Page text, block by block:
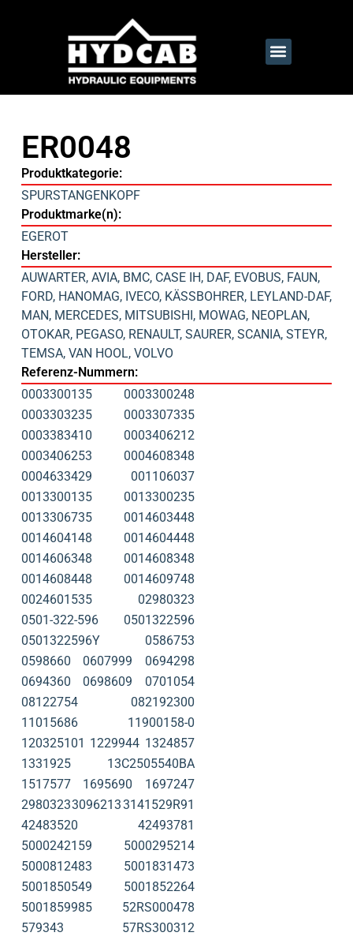
ER0048
Produktkategorie:
SPURSTANGENKOPF
Produktmarke(n):
EGEROT
Hersteller:
AUWARTER, AVIA, BMC, CASE IH, DAF, EVOBUS, FAUN,
FORD, HANOMAG, IVECO, KÄSSBOHRER, LEYLAND-DAF,
MAN, MERCEDES, MITSUBISHI , MOWAG, NEOPLAN,
OTOKAR, PEGASO, RENAULT, SAURER, SCANIA, STEYR,
TEMSA, VAN HOOL, VOLVO
Referenz-Nummern:
0003300135
0003300248
0003303235
0003307335
0003383410
0003406212
0003406253
0004608348
0004633429
001106037
0013300135
0013300235
0013306735
0014603448
0014604148
0014604448
0014606348
0014608348
0014608448
0014609748
0024601535
02980323
0501-322-596
0501322596
0501322596Y
0586753
0598660
0607999
0694298
0694360
0698609
0701054
08122754
082192300
11015686
11900158-0
120325101 1229944 1324857
1331925
13C2505540BA
1517577
1695690
1697247
298032330962133141529R91
42483520
42493781
5000242159
5000295214
5000812483
5001831473
5001850549
5001852264
5001859985
52RS000478
579343
57RS300312